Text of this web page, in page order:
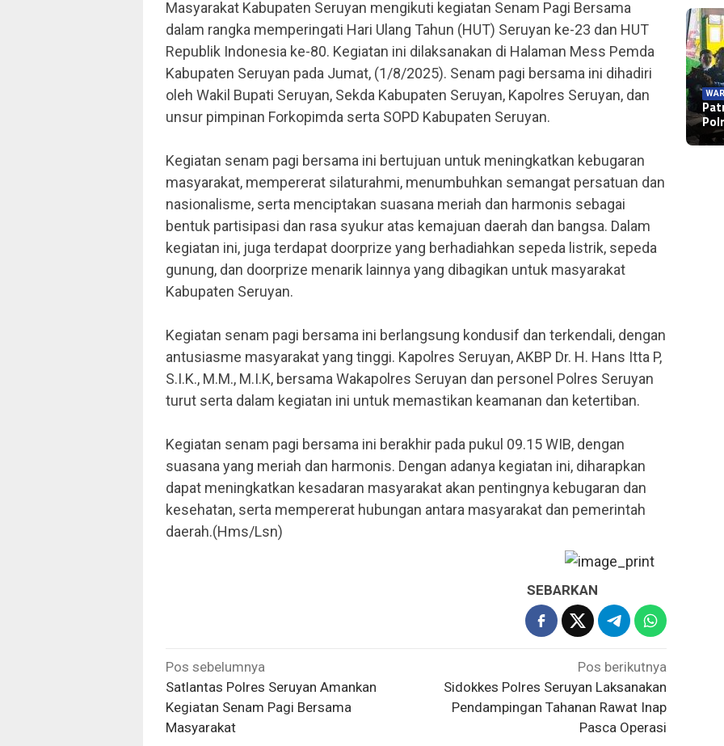
Masyarakat Kabupaten Seruyan mengikuti kegiatan Senam Pagi Bersama
dalam rangka memperingati Hari Ulang Tahun (HUT) Seruyan ke-23 dan HUT
Republik Indonesia ke-80. Kegiatan ini dilaksanakan di Halaman Mess Pemda
Kabupaten Seruyan pada Jumat, (1/8/2025). Senam pagi bersama ini dihadiri
oleh Wakil Bupati Seruyan, Sekda Kabupaten Seruyan, Kapolres Seruyan, dan
unsur pimpinan Forkopimda serta SOPD Kabupaten Seruyan.
Kegiatan senam pagi bersama ini bertujuan untuk meningkatkan kebugaran
masyarakat, mempererat silaturahmi, menumbuhkan semangat persatuan dan
nasionalisme, serta menciptakan suasana meriah dan harmonis sebagai
bentuk partisipasi dan rasa syukur atas kemajuan daerah dan bangsa. Dalam
kegiatan ini, juga terdapat doorprize yang berhadiahkan sepeda listrik, sepeda
gunung, dan doorprize menarik lainnya yang dibagikan untuk masyarakat
Kabupaten Seruyan.
Kegiatan senam pagi bersama ini berlangsung kondusif dan terkendali, dengan
antusiasme masyarakat yang tinggi. Kapolres Seruyan, AKBP Dr. H. Hans Itta P,
S.I.K., M.M., M.I.K, bersama Wakapolres Seruyan dan personel Polres Seruyan
turut serta dalam kegiatan ini untuk memastikan keamanan dan ketertiban.
Kegiatan senam pagi bersama ini berakhir pada pukul 09.15 WIB, dengan
suasana yang meriah dan harmonis. Dengan adanya kegiatan ini, diharapkan
dapat meningkatkan kesadaran masyarakat akan pentingnya kebugaran dan
kesehatan, serta mempererat hubungan antara masyarakat dan pemerintah
daerah.(Hms/Lsn)
SEBARKAN
Navigasi
pos
Pos sebelumnya
Satlantas Polres Seruyan Amankan
Kegiatan Senam Pagi Bersama
Masyarakat
Pos berikutnya
Sidokkes Polres Seruyan Laksanakan
Pendampingan Tahanan Rawat Inap
Pasca Operasi